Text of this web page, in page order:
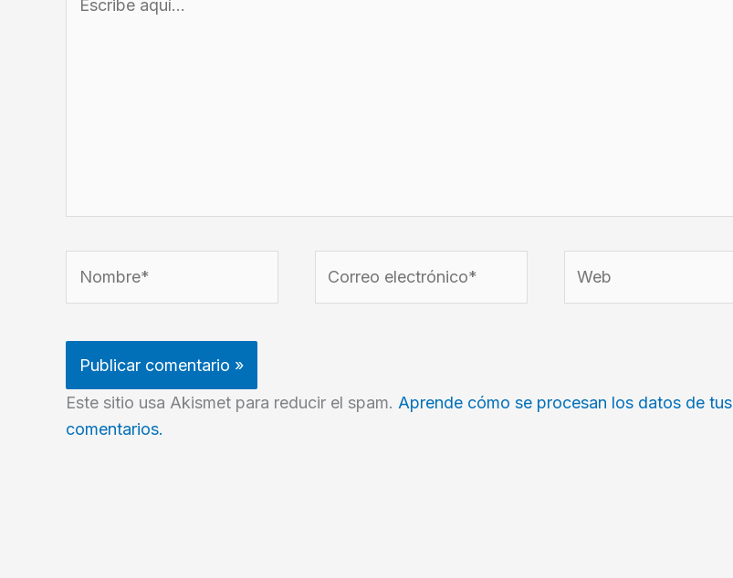
aquí...
electrónico*
Este sitio usa Akismet para reducir el spam. Aprende cómo se procesan los datos de tus
comentarios.